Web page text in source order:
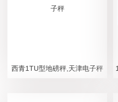
西青1TU型地磅秤,天津电子秤